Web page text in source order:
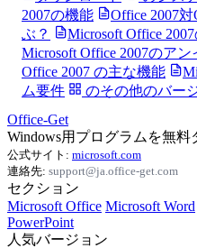
2007の機能
Office 2007
ぶ？
Microsoft Office
Microsoft Office 2007のア
Office 2007 の主な機能
ム要件
のその他のバー
Office-Get
Windows用プログラムを無料
公式サイト: microsoft.com
連絡先: support@ja.office-get.com
セクション
Microsoft Office Microsoft Word
PowerPoint
人気バージョン